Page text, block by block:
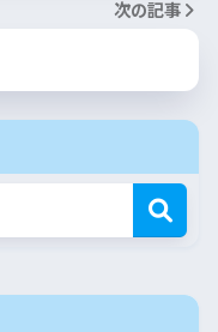
次の記事